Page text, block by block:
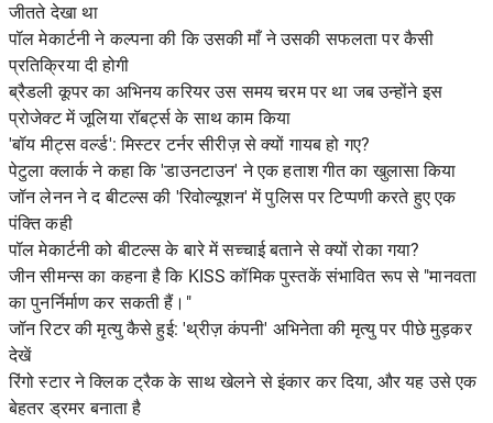
जीतते देखा था
पॉल मेकार्टनी ने कल्पना की कि उसकी माँ ने उसकी सफलता पर कैसी
प्रतिक्रिया दी होगी
ब्रैडली कूपर का अभिनय करियर उस समय चरम पर था जब उन्होंने इस
प्रोजेक्ट में जूलिया रॉबर्ट्स के साथ काम किया
'बॉय मीट्स वर्ल्ड': मिस्टर टर्नर सीरीज़ से क्यों गायब हो गए?
पेटुला क्लार्क ने कहा कि 'डाउनटाउन' ने एक हताश गीत का खुलासा किया
जॉन लेनन ने द बीटल्स की 'रिवोल्यूशन' में पुलिस पर टिप्पणी करते हुए एक
पंक्ति कही
पॉल मेकार्टनी को बीटल्स के बारे में सच्चाई बताने से क्यों रोका गया?
जीन सीमन्स का कहना है कि KISS कॉमिक पुस्तकें संभावित रूप से "मानवता
का पुनर्निर्माण कर सकती हैं।"
जॉन रिटर की मृत्यु कैसे हुई: 'थ्रीज़ कंपनी' अभिनेता की मृत्यु पर पीछे मुड़कर
देखें
रिंगो स्टार ने क्लिक ट्रैक के साथ खेलने से इंकार कर दिया, और यह उसे एक
बेहतर ड्रमर बनाता है